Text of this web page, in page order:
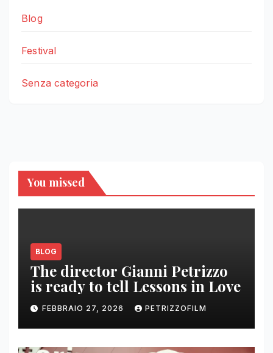
Blog
Festival
Senza categoria
You missed
BLOG
The director Gianni Petrizzo
is ready to tell Lessons in Love
FEBBRAIO 27, 2026 PETRIZZOFILM